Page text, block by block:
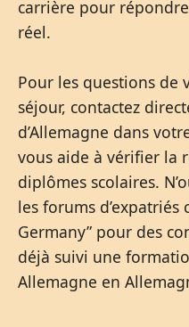
carrière pour
réel.
Pour les questions de
séjour, contactez
d’Allemagne dans
vous aide à vérifier la
diplômes scolaires.
les forums d’expatriés
Germany” pour des
déjà suivi une
Allemagne en